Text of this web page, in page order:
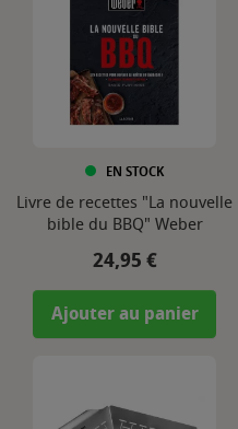
EN STOCK
Livre de recettes "La nouvelle
bible du BBQ" Weber
Prix
24,95 €
Ajouter au panier